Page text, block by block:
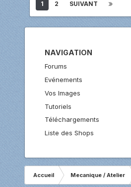
1 2 SUIVANT
NAVIGATION
Forums
Evénements
Vos Images
Tutoriels
Téléchargements
Liste des Shops
Accueil Mecanique / Atelier